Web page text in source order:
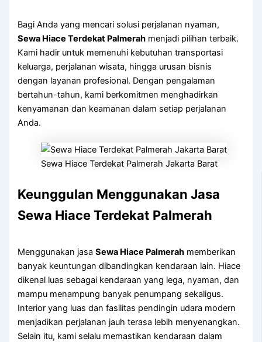
Bagi Anda yang mencari solusi perjalanan nyaman,
Sewa Hiace Terdekat Palmerah menjadi pilihan terbaik.
Kami hadir untuk memenuhi kebutuhan transportasi
keluarga, perjalanan wisata, hingga urusan bisnis
dengan layanan profesional. Dengan pengalaman
bertahun-tahun, kami berkomitmen menghadirkan
kenyamanan dan keamanan dalam setiap perjalanan
Anda.
Sewa Hiace Terdekat Palmerah Jakarta Barat
Keunggulan Menggunakan Jasa
Sewa Hiace Terdekat Palmerah
Menggunakan jasaSewa Hiace Palmerah memberikan
banyak keuntungan dibandingkan kendaraan lain. Hiace
dikenal luas sebagai kendaraan yang lega, nyaman, dan
mampu menampung banyak penumpang sekaligus.
Interior yang luas dan fasilitas pendingin udara modern
menjadikan perjalanan jauh terasa lebih menyenangkan.
Selain itu, kami selalu memastikan kendaraan dalam